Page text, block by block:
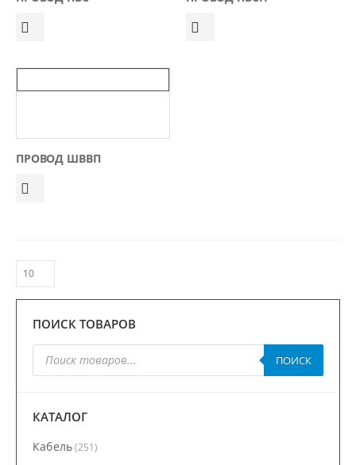
ПРОВОД ШВВП
ПОИСК ТОВАРОВ
товаров
ПОИСК
КАТАЛОГ
Кабель (251)